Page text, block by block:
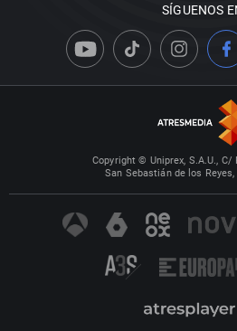
SÍGUENOS
Copyright © Uniprex, S.A.U., C/
San Sebastián de los